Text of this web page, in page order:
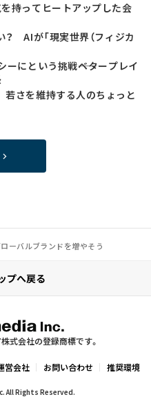
持ってヒートアップした会
AIが「現実世界（フィジカ
にという挑戦――ベタープレイ
さを維持する人のちょっと
ーバルブランドを増やそう
プへ戻る
式会社の登録商標です。
営会社 お問い合わせ 推奨環境
All Rights Reserved.